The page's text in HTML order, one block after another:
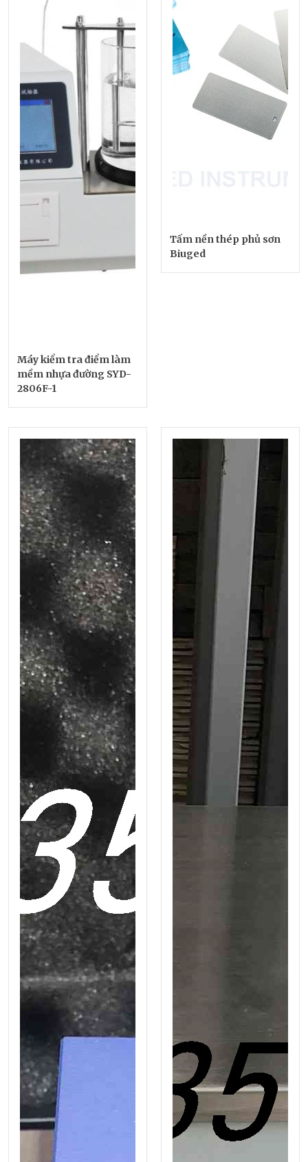
Máy kiểm tra điểm làm
mềm nhựa đường SYD-
2806F-1
Tấm nền thép phủ sơn
Biuged